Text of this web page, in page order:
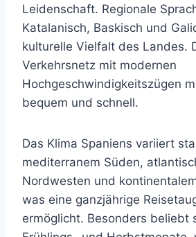
Leidenschaft. Regionale
Katalanisch, Baskisch und
kulturelle Vielfalt des Landes.
Verkehrsnetz mit modernen
Hochgeschwindigkeitszügen
bequem und schnell.
Das Klima Spaniens variiert
mediterranem Süden,
Nordwesten und
was eine ganzjährige
ermöglicht. Besonders beliebt